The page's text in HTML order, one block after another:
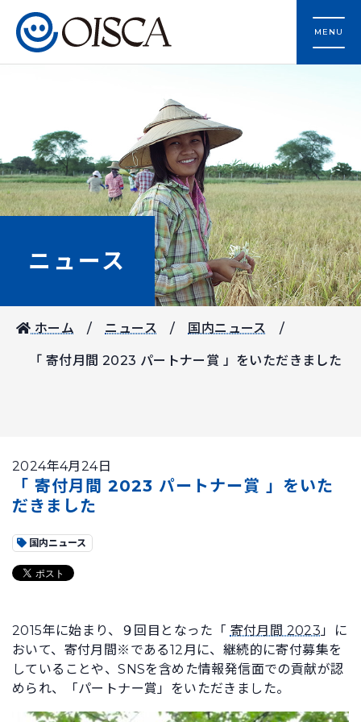
MENU
ニュース
ホーム ニュース 国内ニュース
「 寄付月間 2023 パートナー賞 」をいただきました
2024年4月24日
「 寄付月間 2023 パートナー賞 」をいた
だきました
国内ニュース
2015年に始まり、９回目となった「 寄付月間 2023」に
おいて、寄付月間※である12月に、継続的に寄付募集を
していることや、SNSを含めた情報発信面での貢献が認
められ、「パートナー賞」をいただきました。